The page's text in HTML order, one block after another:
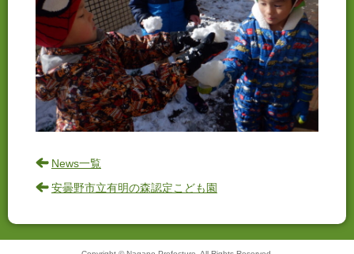
News一覧
安曇野市立有明の森認定こども園